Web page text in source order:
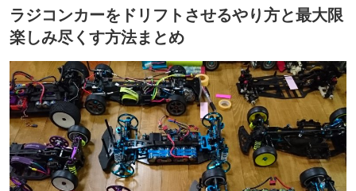
ラジコンカーをドリフトさせるやり方と最大限
楽しみ尽くす方法まとめ